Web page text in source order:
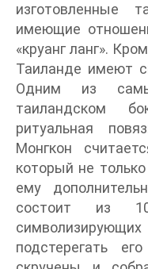
изготовленные
имеющие
«круанг ланг».
Таиланде имеют
Одним из
таиландском
ритуальная
Монгкон
который не
ему
состоит из
подстерегать